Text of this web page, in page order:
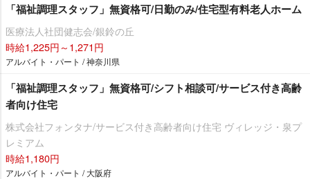
「福祉調理スタッフ」無資格可/日勤のみ/住宅型有料老人ホーム
医療法人社団健志会/銀鈴の丘
時給1,225円～1,271円
アルバイト・パート / 神奈川県
「福祉調理スタッフ」無資格可/シフト相談可/サービス付き高齢
者向け住宅
株式会社フォンタナ/サービス付き高齢者向け住宅 ヴィレッジ・泉プ
レミアム
時給1,180円
アルバイト・パート / 大阪府